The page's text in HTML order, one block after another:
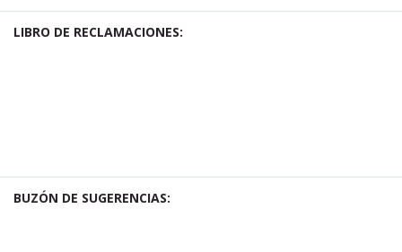
LIBRO DE RECLAMACIONES:
BUZÓN DE SUGERENCIAS: